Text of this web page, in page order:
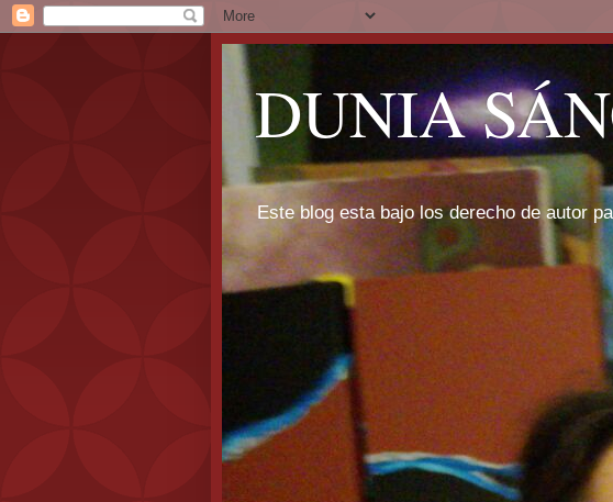
DUNIA
Este blog esta bajo los derecho de autor